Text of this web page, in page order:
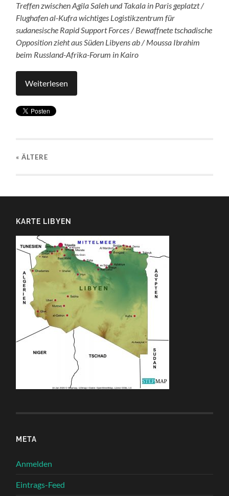
Treffen zwischen Agila Saleh und Takala in Paris geplatzt /
Flughafen al-Kufra wichtiges Logistikzentrum für
sudanesische Rapid Support Forces / Bewaffnete tschadische
Opposition zieht aus Süden Libyens ab / Moussa Ibrahim
beim Russland-Afrika-Forum in Kairo
Weiterlesen
« ÄLTERE
KARTE LIBYEN
META
Anmelden
Eintrags-Feed